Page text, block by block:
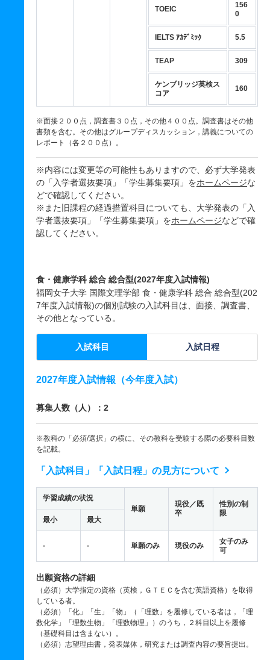
TOEIC
156
0
IELTS ｱｶﾃﾞﾐｯｸ 5.5
TEAP 309
ケンブリッジ英検ス
コア
160
※面接２００点，調査書３０点，その他４００点。調査書はその他
書類を含む。その他はグループディスカッション，講義についての
レポート（各２００点）。
※内容には変更等の可能性もありますので、必ず大学発表
の「入学者選抜要項」「学生募集要項」をホームページな
どで確認してください。
※また旧課程の経過措置科目についても、大学発表の「入
学者選抜要項」「学生募集要項」をホームページなどで確
認してください。
食・健康学科 総合 総合型(2027年度入試情報)
福岡女子大学 国際文理学部 食・健康学科 総合 総合型(202
7年度入試情報)の個別試験の入試科目は、面接、調査書、
その他となっている。
入試科目 入試日程
2027年度入試情報（今年度入試）
募集人数（人）：2
※教科の「必須/選択」の横に、その教科を受験する際の必要科目数
を記載。
「入試科目」「入試日程」の見方について
学習成績の状況
単願
現役／既
卒
性別の制
限
最小 最大
- - 単願のみ 現役のみ
女子のみ
可
出願資格の詳細
（必須）大学指定の資格（英検，ＧＴＥＣを含む英語資格）を取得
している者。
（必須）「化」「生」「物」（「理数」を履修している者は，「理
数化学」「理数生物」「理数物理」）のうち，２科目以上を履修
（基礎科目は含まない）。
（必須）志望理由書，発表媒体，研究または調査内容の要旨提出。